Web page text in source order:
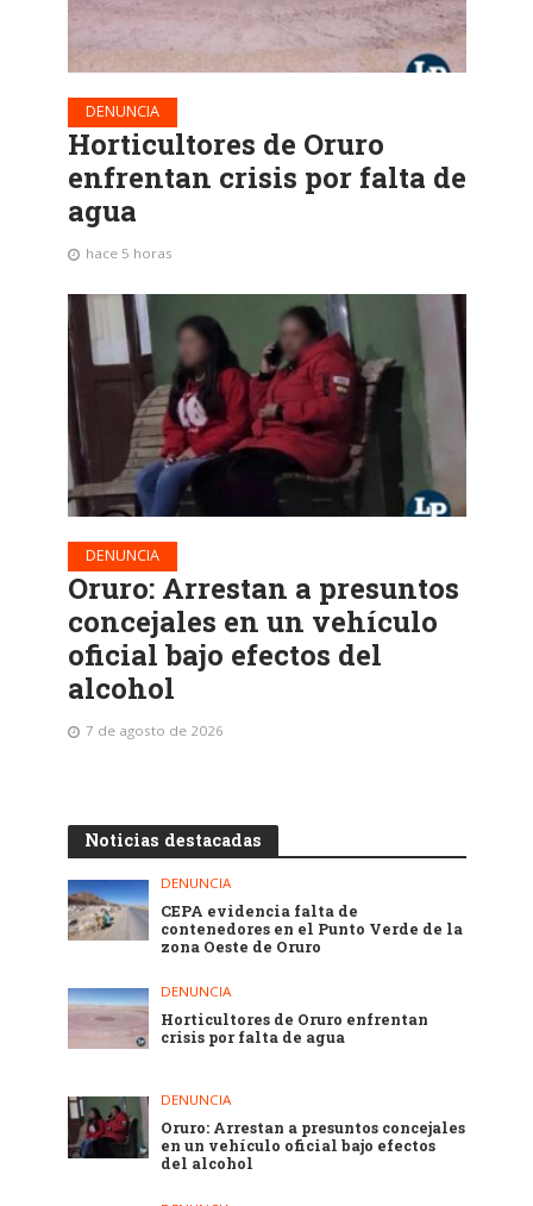
DENUNCIA
Horticultores de Oruro
enfrentan crisis por falta de
agua
hace 5 horas
DENUNCIA
Oruro: Arrestan a presuntos
concejales en un vehículo
oficial bajo efectos del
alcohol
7 de agosto de 2026
Noticias destacadas
DENUNCIA
CEPA evidencia falta de
contenedores en el Punto Verde de la
zona Oeste de Oruro
DENUNCIA
Horticultores de Oruro enfrentan
crisis por falta de agua
DENUNCIA
Oruro: Arrestan a presuntos concejales
en un vehículo oficial bajo efectos
del alcohol